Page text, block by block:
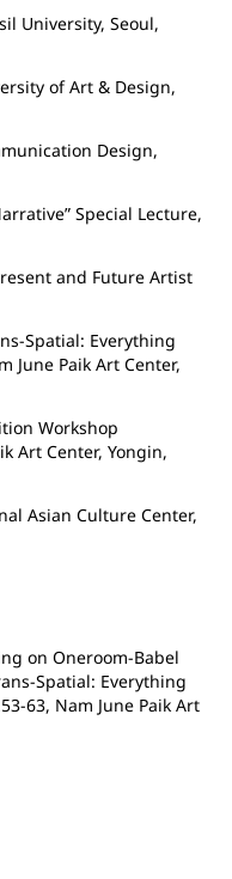
University, Seoul,
of Art & Design,
Design,
Special Lecture,
and Future Artist
Spatial: Everything
June Paik Art Center,
Workshop
Art Center, Yongin,
Asian Culture Center,
on Oneroom-Babel
Spatial: Everything
63, Nam June Paik Art